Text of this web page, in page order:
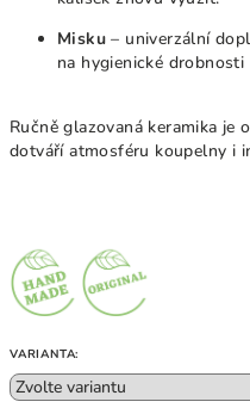
Misku – univerzální
na hygienické
Ručně glazovaná keramika je
dotváří atmosféru koupelny i
VARIANTA: